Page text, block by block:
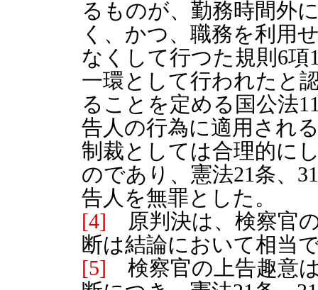
るものが、勤務時間外
く、かつ、職務を利用
なくして行つた規則6項
一環として行われたと
ることを定める国公法
告人の行為に適用され
制裁としては合理的に
のであり、憲法21条、
告人を無罪とした。
[4] 原判決は、検察官
断は結論において相当
[5] 検察官の上告趣意